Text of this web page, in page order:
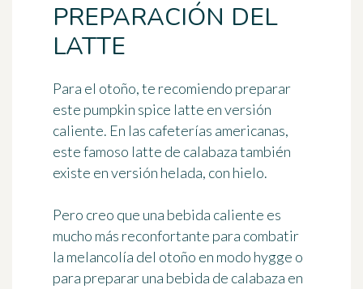
PREPARACIÓN DEL
LATTE
Para el otoño, te recomiendo preparar
este pumpkin spice latte en versión
caliente. En las cafeterías americanas,
este famoso latte de calabaza también
existe en versión helada, con hielo.
Pero creo que una bebida caliente es
mucho más reconfortante para combatir
la melancolía del otoño en modo hygge o
para preparar una bebida de calabaza en